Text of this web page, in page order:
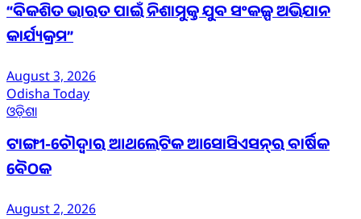
“ବିକଶିତ ଭାରତ ପାଇଁ ନିଶାମୁକ୍ତ ଯୁବ ସଂକଳ୍ପ ଅଭିଯାନ
କାର୍ଯ୍ୟକ୍ରମ”
August 3, 2026
Odisha Today
ଓଡ଼ିଶା
ଟାଙ୍ଗୀ-ଚୌଦ୍ୱାର ଆଥଲେଟିକ ଆସୋସିଏସନ୍‌ର ବାର୍ଷିକ
ବୈଠକ
August 2, 2026